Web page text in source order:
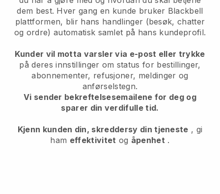
dem best. Hver gang en kunde bruker Blackbell
plattformen, blir hans handlinger (besøk, chatter
og ordre) automatisk samlet på hans kundeprofil.
Kunder vil motta varsler via e-post eller trykke
på deres innstillinger om status for bestillinger,
abonnementer, refusjoner, meldinger og
anførselstegn.
Vi sender bekreftelsesemailene for deg og
sparer din verdifulle tid.
Kjenn kunden din, skreddersy din tjeneste , gi
ham effektivitet og åpenhet .